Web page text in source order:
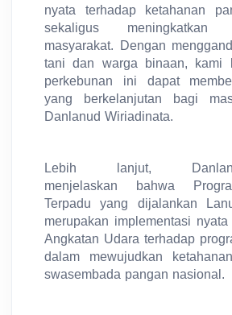
nyata terhadap ketahanan
sekaligus meningkatkan
masyarakat. Dengan
tani dan warga binaan, kami
perkebunan ini dapat
yang berkelanjutan bagi
Danlanud Wiriadinata.
Lebih lanjut,
menjelaskan bahwa
Terpadu yang dijalankan
merupakan implementasi nyata
Angkatan Udara terhadap
dalam mewujudkan
swasembada pangan nasional.